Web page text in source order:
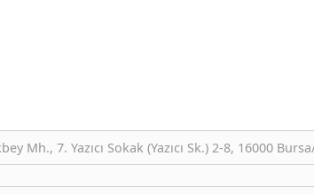
Mh., 7. Yazıcı Sokak (Yazıcı Sk.) 2-8, 16000